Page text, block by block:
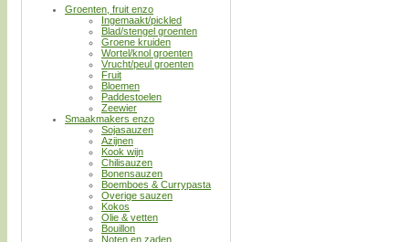
Groenten, fruit enzo
Ingemaakt/pickled
Blad/stengel groenten
Groene kruiden
Wortel/knol groenten
Vrucht/peul groenten
Fruit
Bloemen
Paddestoelen
Zeewier
Smaakmakers enzo
Sojasauzen
Azijnen
Kook wijn
Chilisauzen
Bonensauzen
Boemboes & Currypasta
Overige sauzen
Kokos
Olie & vetten
Bouillon
Noten en zaden